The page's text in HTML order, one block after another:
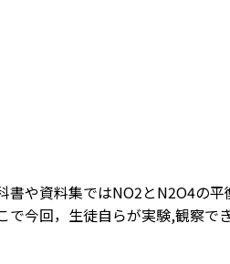
書や資料集ではNO2とN2O4の
で今回，生徒自らが実験,観察